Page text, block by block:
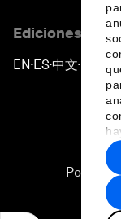
Ediciones en
EN ▪ES▪中文▪ 日本語
Política